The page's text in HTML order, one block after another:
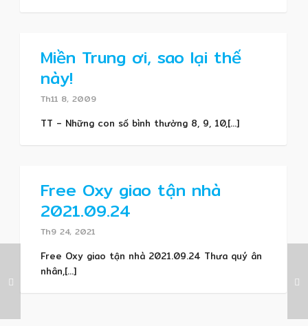
Miền Trung ơi, sao lại thế
này!
Th11 8, 2009
TT – Những con số bình thường 8, 9, 10,[...]
Free Oxy giao tận nhà
2021.09.24
Th9 24, 2021
Free Oxy giao tận nhà 2021.09.24 Thưa quý ân
nhân,[...]